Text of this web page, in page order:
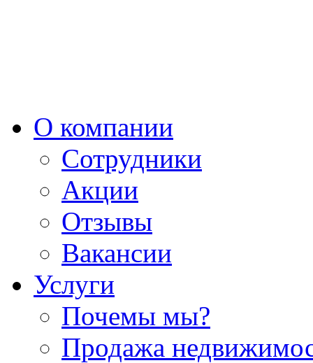
О компании
Сотрудники
Акции
Отзывы
Вакансии
Услуги
Почемы мы?
Продажа